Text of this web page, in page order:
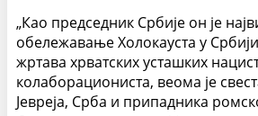
„Као председник Србије он је
обележавање Холокауста у
жртава хрватских усташких
колаборациониста, веома је
Јевреја, Срба и припадника